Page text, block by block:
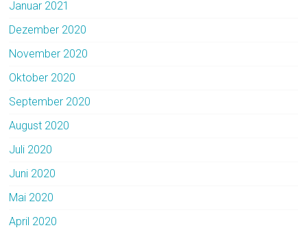
Januar 2021
Dezember 2020
November 2020
Oktober 2020
September 2020
August 2020
Juli 2020
Juni 2020
Mai 2020
April 2020